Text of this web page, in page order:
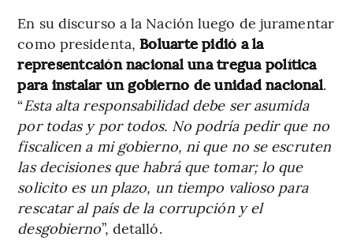
En su discurso a la Nación luego de juramentar
como presidenta, Boluarte pidió a la
representcaión nacional una tregua política
para instalar un gobierno de unidad nacional.
“Esta alta responsabilidad debe ser asumida
por todas y por todos. No podría pedir que no
fiscalicen a mi gobierno, ni que no se escruten
las decisiones que habrá que tomar; lo que
solicito es un plazo, un tiempo valioso para
rescatar al país de la corrupción y el
desgobierno”, detalló.